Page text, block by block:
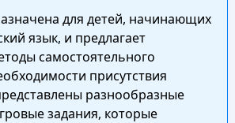
для детей, начинающих
язык, и предлагает
самостоятельного
присутствия
разнообразные
задания, которые